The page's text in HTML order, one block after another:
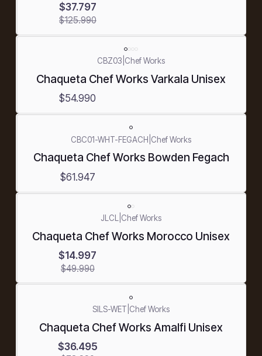
$37.797
$125.990
CBZ03 Chef Works
Chaqueta Chef Works Varkala Unisex
$54.990
CBC01-WHT-FEGACH Chef Works
Chaqueta Chef Works Bowden Fegach
$61.947
JLCL Chef Works
Chaqueta Chef Works Morocco Unisex
$14.997
$49.990
SILS-WET Chef Works
Chaqueta Chef Works Amalfi Unisex
$36.495